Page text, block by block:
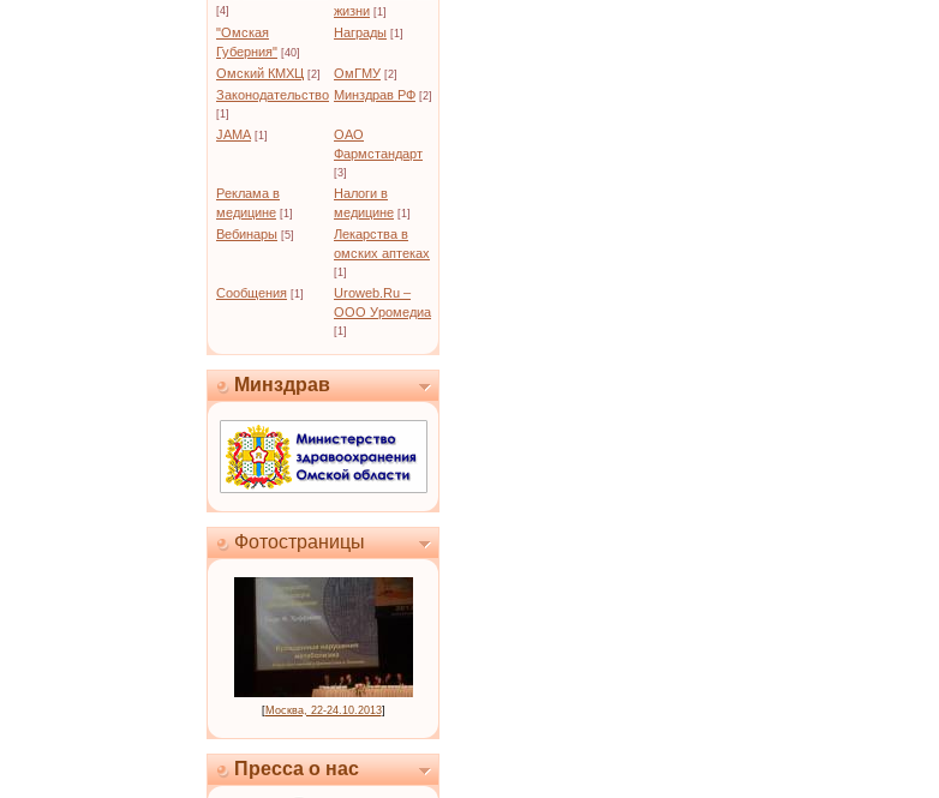
[4]
жизни [1]
"Омская
Губерния" [40]
Награды [1]
Омский КМХЦ [2] ОмГМУ [2]
Законодательство
[1]
Минздрав РФ [2]
JAMA [1]
ОАО
Фармстандарт
[3]
Реклама в
медицине [1]
Налоги в
медицине [1]
Вебинары [5]
Лекарства в
омских аптеках
[1]
Сообщения [1]
Uroweb.Ru –
ООО Уромедиа
[1]
Минздрав
Фотостраницы
[Москва, 22-24.10.2013]
Пресса о нас